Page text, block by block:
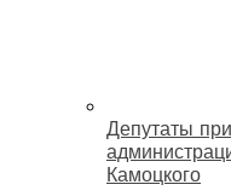
Депутаты
Камоцкого